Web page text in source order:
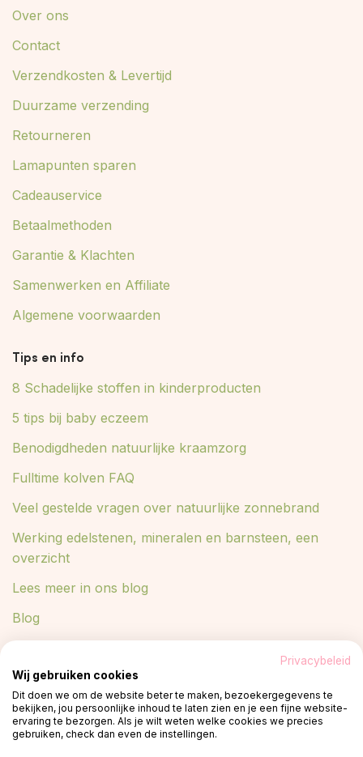
Over ons
Contact
Verzendkosten & Levertijd
Duurzame verzending
Retourneren
Lamapunten sparen
Cadeauservice
Betaalmethoden
Garantie & Klachten
Samenwerken en Affiliate
Algemene voorwaarden
Tips en info
8 Schadelijke stoffen in kinderproducten
5 tips bij baby eczeem
Benodigdheden natuurlijke kraamzorg
Fulltime kolven FAQ
Veel gestelde vragen over natuurlijke zonnebrand
Werking edelstenen, mineralen en barnsteen, een
overzicht
Lees meer in ons blog
Blog
© 2026 - Privacy policy plant een boom
Privacybeleid
Wij gebruiken cookies
Dit doen we om de website beter te maken, bezoekergegevens te
bekijken, jou persoonlijke inhoud te laten zien en je een fijne website-
ervaring te bezorgen. Als je wilt weten welke cookies we precies
gebruiken, check dan even de instellingen.